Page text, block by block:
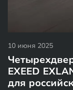
10 июня 2025
EXEED
для